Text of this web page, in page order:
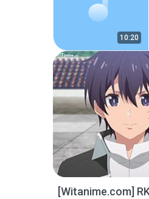
10:20
[Witanime.com]